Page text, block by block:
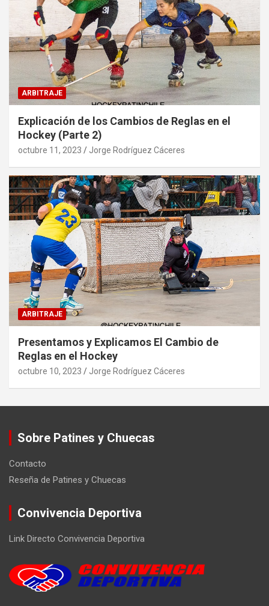
ARBITRAJE
Explicación de los Cambios de Reglas en el
Hockey (Parte 2)
octubre 11, 2023 Jorge Rodríguez Cáceres
ARBITRAJE
Presentamos y Explicamos El Cambio de
Reglas en el Hockey
octubre 10, 2023 Jorge Rodríguez Cáceres
Sobre Patines y Chuecas
Contacto
Reseña de Patines y Chuecas
Convivencia Deportiva
Link Directo Convivencia Deportiva